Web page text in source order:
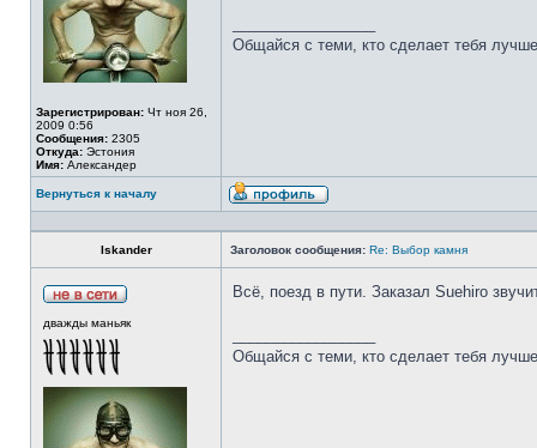
Зарегистрирован: Чт ноя 26,
2009 0:56
Сообщения: 2305
Откуда: Эстония
Имя: Александер
Общайся с теми, кто сделает тебя
Вернуться к началу
Iskander Заголовок сообщения: Re: Выбор камня
дважды маньяк
Всё, поезд в пути. Заказал Suehiro
Общайся с теми, кто сделает тебя